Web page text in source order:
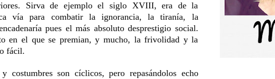
Sirva de ejemplo el siglo XVIII, era de la
vía para combatir la ignorancia, la tiranía, la
pues el más absoluto desprestigio social.
en el que se premian, y mucho, la frivolidad y la
fácil.
costumbres son cíclicos, pero repasándolos echo